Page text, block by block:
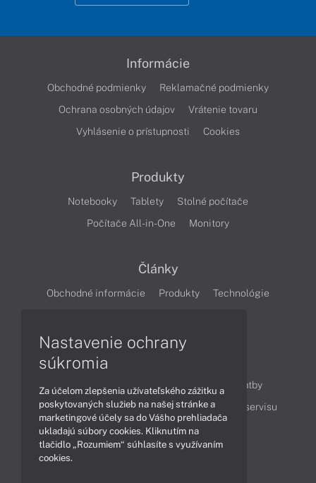
Informácie
Obchodné podmienky
Reklamačné podmienky
Ochrana osobných údajov
Vrátenie tovaru
Vyhlásenie o prístupnosti
Cookies
Produkty
Notebooky Tablety
Stolné počítače
Počítače All-in-One
Monitory
Články
Obchodné informácie Produkty
Technológie
Ako nakupovať
Možnosti doručenia a platby
Podpora a servis
Servisné služby Cenník servisu
Kontakty
Nastavenie ochrany
súkromia
Za účelom zlepšenia užívateľského zážitku a
poskytovaných služieb na našej stránke a
marketingové účely sa do Vášho prehliadača
ukladajú súbory cookies. Kliknutím na
tlačidlo „Rozumiem“ súhlasíte s využívaním
cookies.